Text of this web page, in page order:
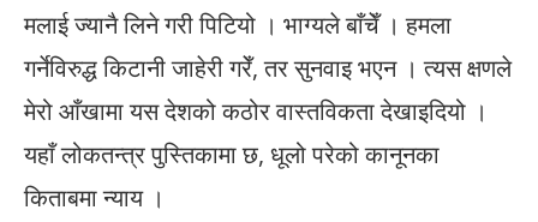
मलाई ज्यानै लिने गरी पिटियो । भाग्यले बाँचेँ । हमला
गर्नेविरुद्ध किटानी जाहेरी गरेँ, तर सुनवाइ भएन । त्यस क्षणले
मेरो आँखामा यस देशको कठोर वास्तविकता देखाइदियो ।
यहाँ लोकतन्त्र पुस्तिकामा छ, धूलो परेको कानूनका
किताबमा न्याय ।